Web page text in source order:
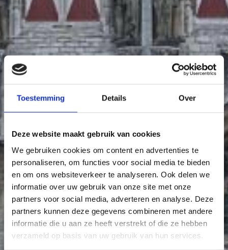
Toestemming Details Over
Deze website maakt gebruik van cookies
We gebruiken cookies om content en advertenties te
personaliseren, om functies voor social media te bieden
en om ons websiteverkeer te analyseren. Ook delen we
informatie over uw gebruik van onze site met onze
partners voor social media, adverteren en analyse. Deze
partners kunnen deze gegevens combineren met andere
informatie die u aan ze heeft verstrekt of die ze hebben
verzameld op basis van uw gebruik van hun services.
21
47
19
21
13